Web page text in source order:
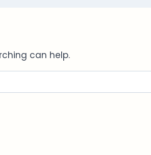
can help.